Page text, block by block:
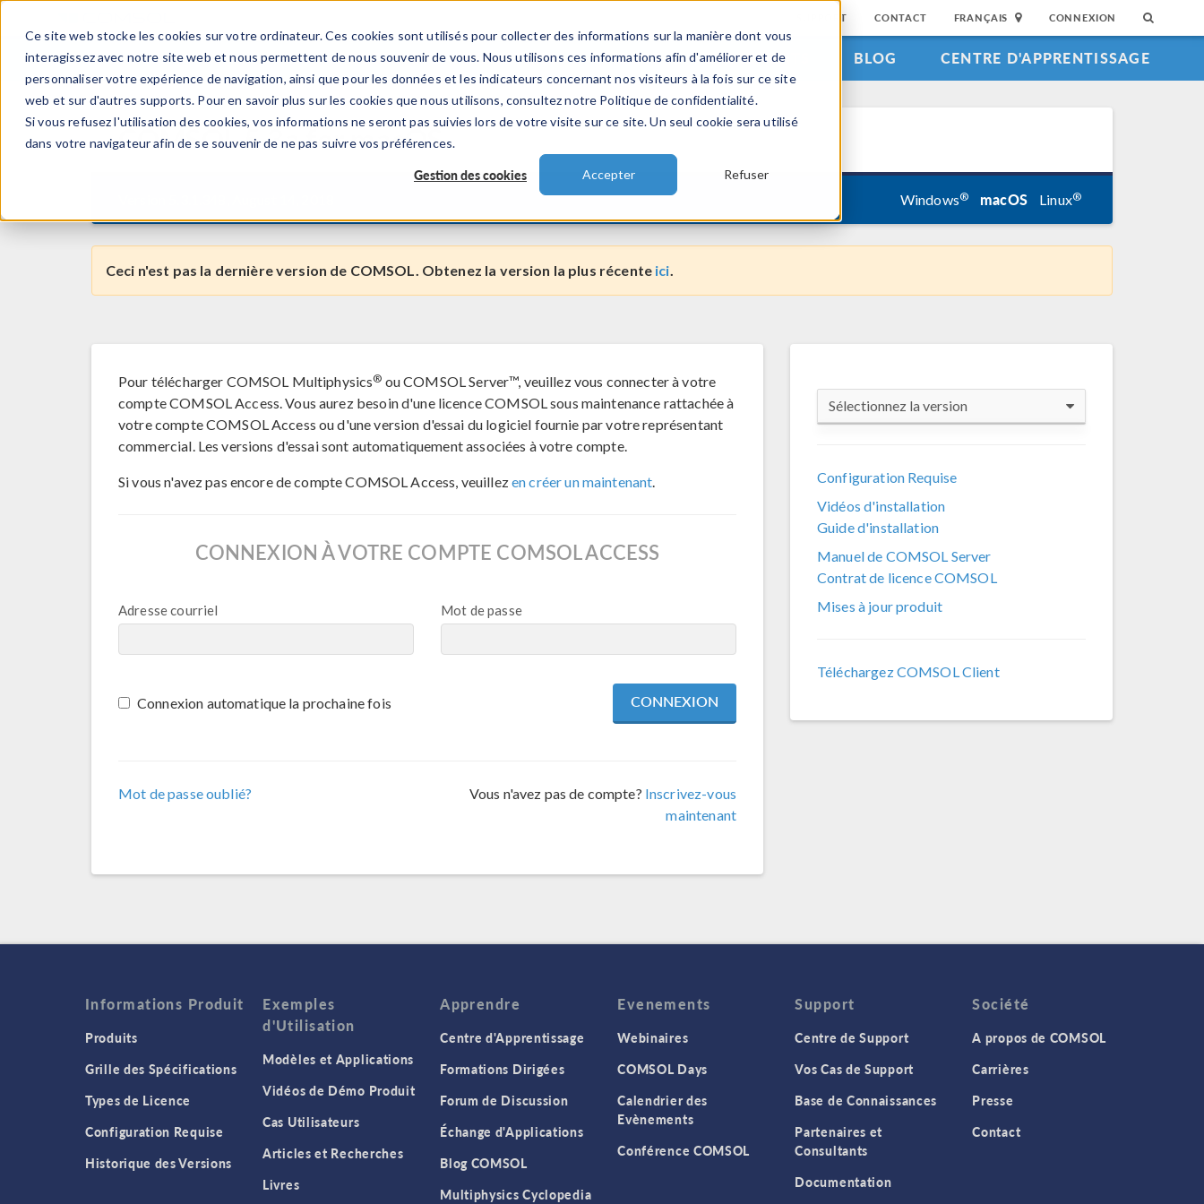
Ce site web stocke les cookies sur votre ordinateur. Ces cookies sont utilisés pour collecter des informations sur la manière dont vous
interagissez avec notre site web et nous permettent de nous souvenir de vous. Nous utilisons ces informations afin d'améliorer et de
personnaliser votre expérience de navigation, ainsi que pour les données et les indicateurs concernant nos visiteurs à la fois sur ce site
web et sur d'autres supports. Pour en savoir plus sur les cookies que nous utilisons, consultez notre Politique de confidentialité.
Si vous refusez l'utilisation des cookies, vos informations ne seront pas suivies lors de votre visite sur ce site. Un seul cookie sera utilisé
dans votre navigateur afin de se souvenir de ne pas suivre vos préférences.
Gestion des cookies Accepter Refuser
SUPPORT CONTACT FRANÇAIS CONNEXION
PRODUITS INDUSTRIES VIDEOS EVENEMENTS BLOG CENTRE D'APPRENTISSAGE
COMSOL5.3aformacOS
Windows® macOS Linux®
Ceci n'est pas la dernière version de COMSOL. Obtenez la version la plus récente ici.
Pour télécharger COMSOL Multiphysics® ou COMSOL Server™, veuillez vous connecter à votre
compte COMSOL Access. Vous aurez besoin d'une licence COMSOL sous maintenance rattachée à
votre compte COMSOL Access ou d'une version d'essai du logiciel fournie par votre représentant
commercial. Les versions d'essai sont automatiquement associées à votre compte.
Si vous n'avez pas encore de compte COMSOL Access, veuillezen créer un maintenant.
CONNEXION À VOTRE COMPTE COMSOL ACCESS
Adresse courriel Mot de passe
Connexion automatique la prochaine fois
Mot de passe oublié? Vous n'avez pas de compte? Inscrivez-vous
maintenant
Sélectionnez la version
COMSOL 6.3
COMSOL 6.2
COMSOL 6.1
COMSOL 6.0
COMSOL 5.3a
Configuration Requise
Vidéos d'installation
Guide d'installation
Manuel de COMSOL Server
Contrat de licence COMSOL
Mises à jour produit
Téléchargez COMSOL Client
Informations Produit
Produits
Grille des Spécifications
Types de Licence
Configuration Requise
Historique des Versions
Exemples
d'Utilisation
Modèles et Applications
Vidéos de Démo Produit
Cas Utilisateurs
Articles et Recherches
Livres
Apprendre
Centre d'Apprentissage
Formations Dirigées
Forum de Discussion
Échange d'Applications
Blog COMSOL
Multiphysics Cyclopedia
Evenements
Webinaires
COMSOL Days
Calendrier des
Evènements
Conférence COMSOL
Support
Centre de Support
Vos Cas de Support
Base de Connaissances
Partenaires et
Consultants
Documentation
Société
A propos de COMSOL
Carrières
Presse
Contact